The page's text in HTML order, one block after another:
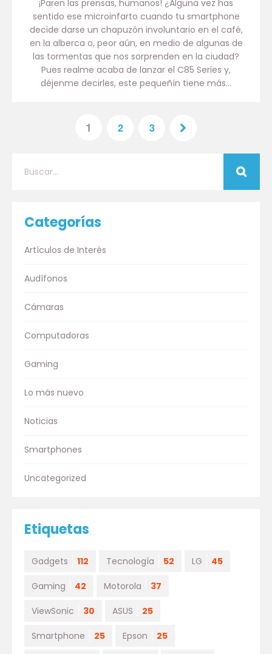
¡Paren las prensas, humanos! ¿Alguna vez has
sentido ese microinfarto cuando tu smartphone
decide darse un chapuzón involuntario en el café,
en la alberca o, peor aún, en medio de algunas de
las tormentas que nos sorprenden en la ciudad?
Pues realme acaba de lanzar el C85 Series y,
déjenme decirles, este pequeñín tiene más…
1 2 3
Categorías
Artículos de Interés
Audífonos
Cámaras
Computadoras
Gaming
Lo más nuevo
Noticias
Smartphones
Uncategorized
Etiquetas
Gadgets 112 Tecnología 52 LG 45
Gaming 42 Motorola 37
ViewSonic 30 ASUS 25
Smartphone 25 Epson 25